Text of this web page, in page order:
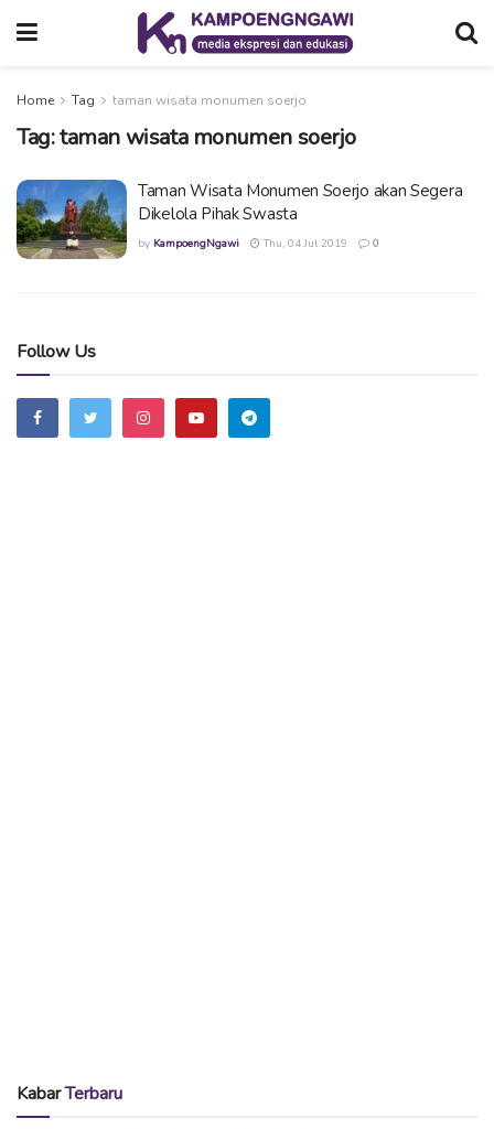
Home Tag taman wisata monumen soerjo
Tag:taman wisata monumen soerjo
Taman Wisata Monumen Soerjo akan Segera
Dikelola Pihak Swasta
by KampoengNgawi Thu, 04 Jul 2019 0
Follow Us
KabarTerbaru